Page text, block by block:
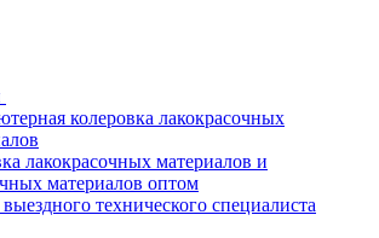
колеровка лакокрасочных
лакокрасочных материалов и
материалов оптом
технического специалиста